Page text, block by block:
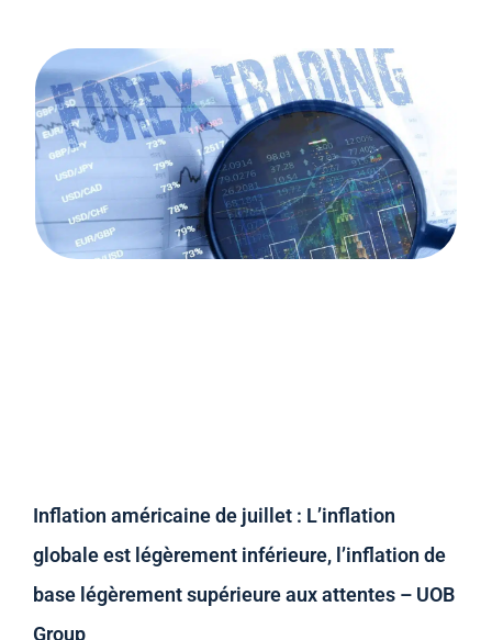
Inflation américaine de juillet : L’inflation
globale est légèrement inférieure, l’inflation de
base légèrement supérieure aux attentes – UOB
Group